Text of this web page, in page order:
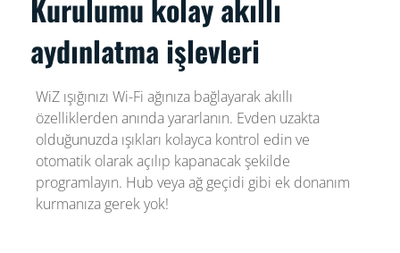
Kurulumu kolay akıllı
aydınlatma işlevleri
WiZ ışığınızı Wi-Fi ağınıza bağlayarak akıllı
özelliklerden anında yararlanın. Evden uzakta
olduğunuzda ışıkları kolayca kontrol edin ve
otomatik olarak açılıp kapanacak şekilde
programlayın. Hub veya ağ geçidi gibi ek donanım
kurmanıza gerek yok!